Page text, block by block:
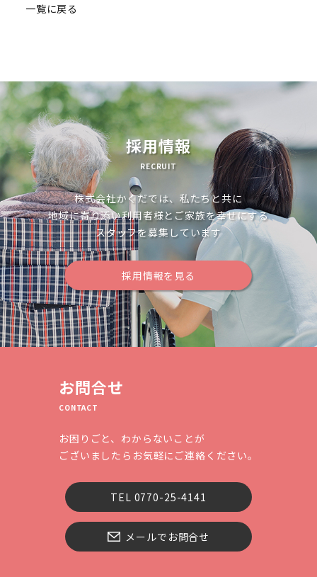
ナ
ー
シ
ョ
ン
一覧に戻る
採用情報
RECRUIT
株式会社かくだでは、私たちと共に
地域に寄り添い利用者様とご家族を幸せにする
スタッフを募集しています
採用情報を見る
お問合せ
CONTACT
お困りごと、わからないことが
ございましたらお気軽にご連絡ください。
TEL 0770-25-4141
メールでお問合せ